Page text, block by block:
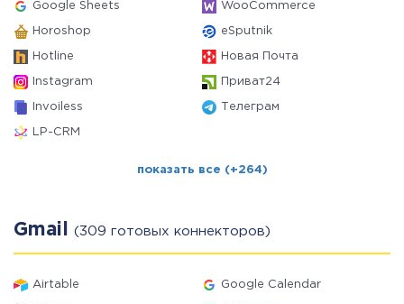
Google Sheets WooCommerce
Horoshop eSputnik
Hotline Новая Почта
Instagram Приват24
Invoiless Телеграм
LP-CRM
показать все (+264)
Gmail (309 готовых коннекторов)
Airtable Google Calendar